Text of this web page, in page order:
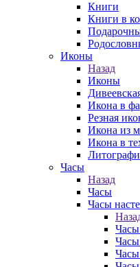
Книги
Книги в
Иконы
Назад
Иконы
Икона в
Резная
Икона из
Икона в
Часы
Назад
Часы
Часы
Часы